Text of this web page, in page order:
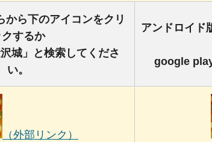
から下のアイコンをクリ
クするか
城」と検索してくださ
い。
アンドロイド
google
（外部リンク）